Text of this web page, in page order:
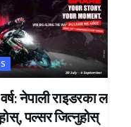
नेपाली राइडरका लागि
पल्सर जित्नुहोस्